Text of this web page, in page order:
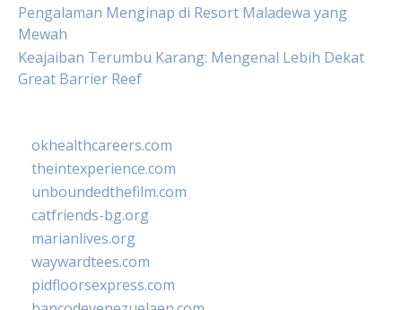
Pengalaman Menginap di Resort Maladewa yang
Mewah
Keajaiban Terumbu Karang: Mengenal Lebih Dekat
Great Barrier Reef
okhealthcareers.com
theintexperience.com
unboundedthefilm.com
catfriends-bg.org
marianlives.org
waywardtees.com
pidfloorsexpress.com